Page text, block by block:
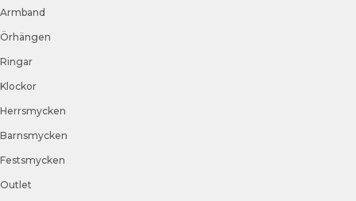
Armband
Örhängen
Ringar
Klockor
Herrsmycken
Barnsmycken
Festsmycken
Outlet